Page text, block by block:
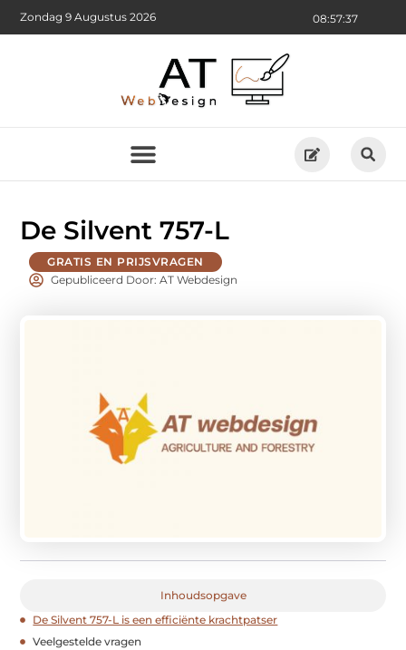
08:57:39
Zondag 9 Augustus 2026
De Silvent 757-L
GRATIS EN PRIJSVRAGEN
Gepubliceerd Door: AT Webdesign
Inhoudsopgave
De Silvent 757-L is een efficiënte krachtpatser
Veelgestelde vragen